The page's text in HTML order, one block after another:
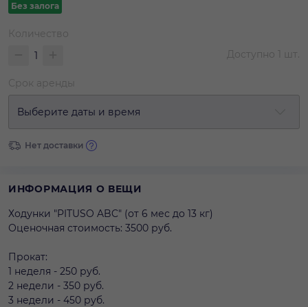
Без залога
Количество
Доступно 1 шт.
Срок аренды
Выберите даты и время
Нет доставки
ИНФОРМАЦИЯ О ВЕЩИ
Ходунки "PITUSO ABC" (от 6 мес до 13 кг)
Оценочная стоимость: 3500 руб.
Прокат:
1 неделя - 250 руб.
2 недели - 350 руб.
3 недели - 450 руб.